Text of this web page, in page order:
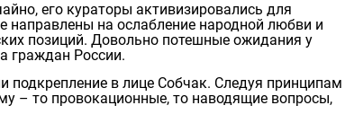
его кураторы активизировались для
направлены на ослабление народной любви и
позиций. Довольно потешные ожидания у
граждан России.
в лице Собчак. Следуя принципам
– то провокационные, то наводящие вопросы,